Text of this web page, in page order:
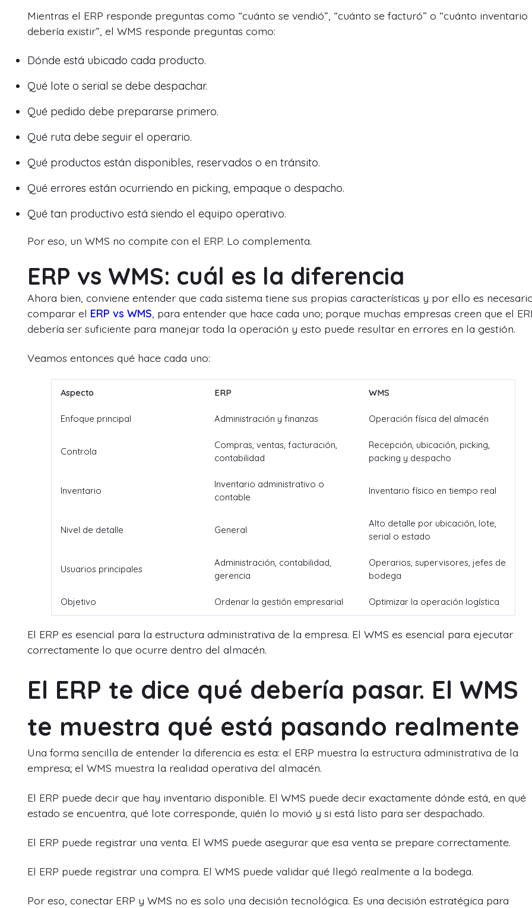
Mientras el ERP responde preguntas como “cuánto se vendió”, “cuánto se facturó” o “cuánto inventario
debería existir”, el WMS responde preguntas como:
Dónde está ubicado cada producto.
Qué lote o serial se debe despachar.
Qué pedido debe prepararse primero.
Qué ruta debe seguir el operario.
Qué productos están disponibles, reservados o en tránsito.
Qué errores están ocurriendo en picking, empaque o despacho.
Qué tan productivo está siendo el equipo operativo.
Por eso, un WMS no compite con el ERP. Lo complementa.
ERP vs WMS: cuál es la diferencia
Ahora bien, conviene entender que cada sistema tiene sus propias características y por ello es
comparar el ERP vs WMS , para entender que hace cada uno; porque muchas empresas creen que el
debería ser suficiente para manejar toda la operación y esto puede resultar en errores en la gestión.
Veamos entonces qué hace cada uno:
Aspecto ERP WMS
Enfoque principal Administración y finanzas Operación física del almacén
Controla
Compras, ventas, facturación,
contabilidad
Recepción, ubicación, picking,
packing y despacho
Inventario
Inventario administrativo o
contable
Inventario físico en tiempo real
Nivel de detalle General
Alto detalle por ubicación, lote,
serial o estado
Usuarios principales
Administración, contabilidad,
gerencia
Operarios, supervisores, jefes de
bodega
Objetivo Ordenar la gestión empresarial Optimizar la operación logística
El ERP es esencial para la estructura administrativa de la empresa. El WMS es esencial para ejecutar
correctamente lo que ocurre dentro del almacén.
El ERP te dice qué debería pasar. El WMS
te muestra qué está pasando realmente
Una forma sencilla de entender la diferencia es esta: el ERP muestra la estructura administrativa de la
empresa; el WMS muestra la realidad operativa del almacén.
El ERP puede decir que hay inventario disponible. El WMS puede decir exactamente dónde está, en qué
estado se encuentra, qué lote corresponde, quién lo movió y si está listo para ser despachado.
El ERP puede registrar una venta. El WMS puede asegurar que esa venta se prepare correctamente.
El ERP puede registrar una compra. El WMS puede validar qué llegó realmente a la bodega.
Por eso, conectar ERP y WMS no es solo una decisión tecnológica. Es una decisión estratégica para